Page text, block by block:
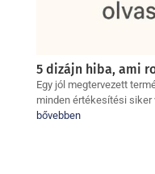
5 dizájn hiba, ami
Egy jól megtervezett
minden értékesítési siker
bővebben